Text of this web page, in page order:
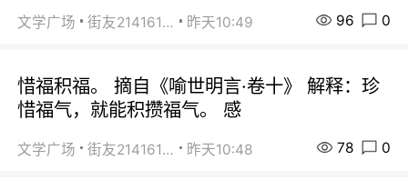
文学广场 街友21416156 昨天10:49 96 0
惜福积福。 摘自《喻世明言·卷十》 解释：珍
惜福气，就能积攒福气。 感
文学广场 街友21416156 昨天10:48 78 0